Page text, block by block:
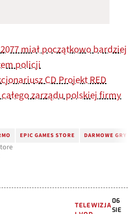
miał początkowo bardziej
policji
CD Projekt RED
zarządu polskiej firmy
EPIC GAMES STORE DARMOWE GRY
TELEWIZJA
06
SIE